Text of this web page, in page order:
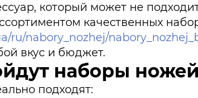
который может не
качественных
ru/nabory_nozhej/
вкус и бюджет.
наборы
подходят: